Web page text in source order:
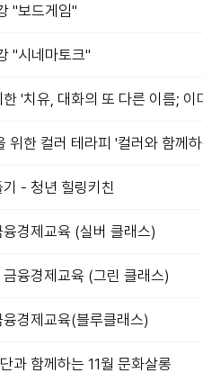
"보드게임"
"시네마토크"
'치유, 대화의 또 다른 이름; 이
위한 컬러 테라피 '컬러와 함께
- 청년 힐링키친
경제교육 (실버 클래스)
융경제교육 (그린 클래스)
경제교육(블루클래스)
과 함께하는 11월 문화살롱